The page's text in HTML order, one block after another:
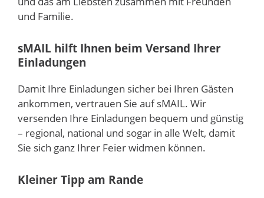
und Familie.
sMAIL hilft Ihnen beim Versand Ihrer
Einladungen
Damit Ihre Einladungen sicher bei Ihren Gästen
ankommen, vertrauen Sie aufsMAIL. Wir
versenden Ihre Einladungen bequem und günstig
– regional, national und sogar in alle Welt, damit
Sie sich ganz Ihrer Feier widmen können.
Kleiner Tipp am Rande